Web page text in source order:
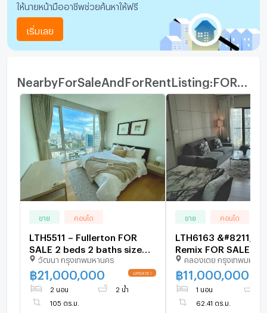
ให้นายหน้ามืออาชีพช่วยค้นหาให้ฟรี
เริ่มเลย
ขาย คอนโด
LTH5511 – Fullerton FOR
SALE 2 beds 2 baths size
105 Sq.M. Nearby BTS
Ekkamai station ONLY 21 MB
วัฒนา กรุงเทพมหานคร
฿21,000,000
2 นอน 2 น้ำ
105 ตร.ม.
ขาย คอนโด
LTH6163 &#8211;
Remix FOR SALE 1
bath size 62.41
Thonglor station
MB
คลองเตย กรุงเทพมหาน
฿11,000,000
1 นอน
62.41 ตร.ม.